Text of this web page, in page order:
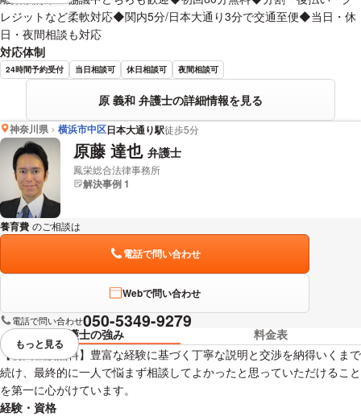
レジットなど柔軟対応◆関内5分/日本大通り3分で交通至便◆当日・休
日・夜間相談も対応
対応体制
24時間予約受付 当日相談可 休日相談可 夜間相談可
原 義和 弁護士の詳細情報を見る
神奈川県 横浜市中区日本大通り駅徒歩5分
原藤 達也 弁護士
鳳栄総合法律事務所
解決事例 1
養育費 のご相談は
電話で問い合わせ
Webで問い合わせ
電話で問い合わせ050-5349-9279
弁護士の強み
料金表
【初回相談無料】豊富な経験に基づく丁寧な説明と交渉を納得いくまで
続け、最終的に一人で悩まず相談してよかったと思っていただけること
を第一に心がけています。
経験・資格
視覚的に省略されている要素を
もっと見る